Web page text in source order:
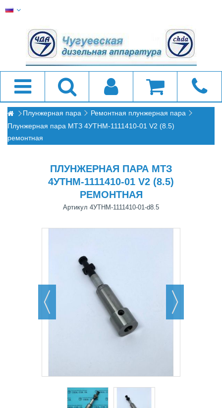
Плунжерная пара
Ремонтная плунжерная пара
Плунжерная пара МТЗ 4УТНМ-1111410-01 V2 (8.5)
ремонтная
ПЛУНЖЕРНАЯ ПАРА МТЗ
4УТНМ-1111410-01 V2 (8.5)
РЕМОНТНАЯ
Артикул 4УТНМ-1111410-01-d8.5